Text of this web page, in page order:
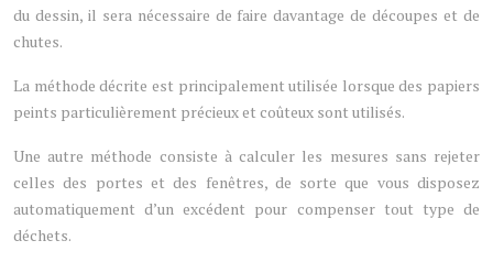
du dessin, il sera nécessaire de faire davantage de découpes et de
chutes.
La méthode décrite est principalement utilisée lorsque des papiers
peints particulièrement précieux et coûteux sont utilisés.
Une autre méthode consiste à calculer les mesures sans rejeter
celles des portes et des fenêtres, de sorte que vous disposez
automatiquement d’un excédent pour compenser tout type de
déchets.